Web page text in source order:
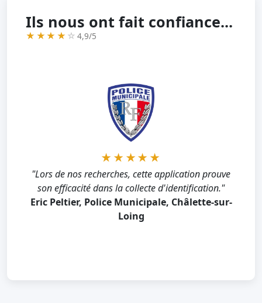
Ils nous ont fait confiance...
★★★★ ☆ 4,9/5
★★★★★
"Lors de nos recherches, cette application prouve
son efficacité dans la collecte d'identification."
Eric Peltier, Police Municipale, Châlette-sur-
Loing
★★★★★
application nous a permis de retrouver un accès
complet rapidement et sans difficulté."
Yair Wahal, Directeur Marketing, Zingali
Acustics